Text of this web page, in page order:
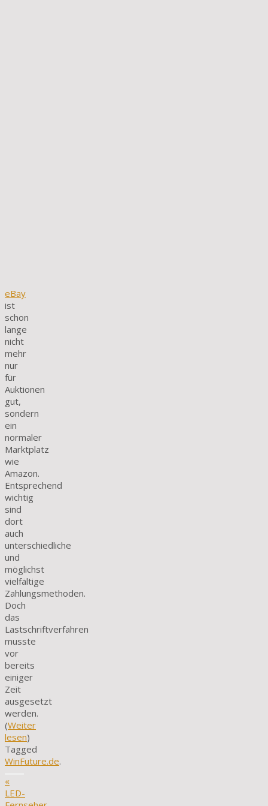
eBay
ist
schon
lange
nicht
mehr
nur
für
Auktionen
gut,
sondern
ein
normaler
Marktplatz
wie
Amazon.
Entsprechend
wichtig
sind
dort
auch
unterschiedliche
und
möglichst
vielfältige
Zahlungsmethoden.
Doch
das
Lastschriftverfahren
musste
vor
bereits
einiger
Zeit
ausgesetzt
werden.
(Weiter
lesen)
Tagged
WinFuture.de.
«
LED-